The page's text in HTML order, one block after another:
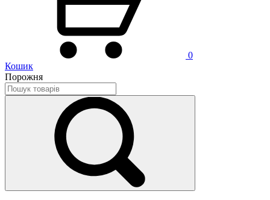
0
Кошик
Порожня